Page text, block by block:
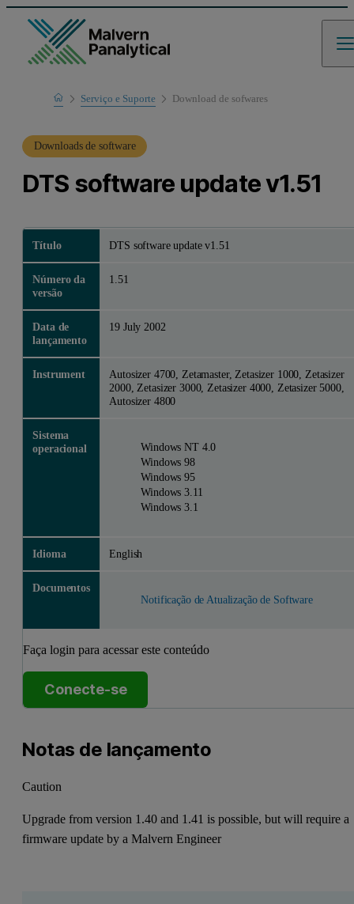
HomeServiço e Suporte
Suporte de produto
Download de sofwares
Downloads de software
DTS software update v1.51
Título DTS software update v1.51
Número da
versão
1.51
Data de
lançamento
19 July 2002
Instrument
Autosizer 4700, Zetamaster, Zetasizer 1000, Zetasizer
2000, Zetasizer 3000, Zetasizer 4000, Zetasizer 5000,
Autosizer 4800
Sistema
operacional
Windows NT 4.0
Windows 98
Windows 95
Windows 3.11
Windows 3.1
Idioma English
Documentos
Notificação de Atualização de Software
Faça login para acessar este conteúdo
Conecte-se
Notas de lançamento
Caution
Upgrade from version 1.40 and 1.41 is possible, but will require a
firmware update by a Malvern Engineer